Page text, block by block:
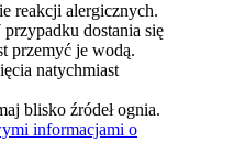
reakcji alergicznych.
dostania się
przemyć je wodą.
natychmiast
blisko źródeł ognia.
informacjami o